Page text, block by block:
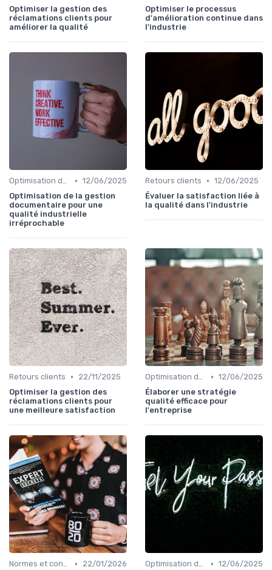
Optimiser la gestion des
réclamations clients pour
améliorer la qualité
Optimiser le processus
d'amélioration continue dans
l'industrie
Optimisation des processus • 12/06/2025
Optimisation de la gestion
documentaire pour une
qualité industrielle
irréprochable
Retours clients • 12/06/2025
Évaluer la satisfaction liée à
la qualité dans l'industrie
Retours clients •
22/11/2025
Optimiser la gestion des
réclamations clients pour
une meilleure satisfaction
Optimisation des processus • 12/06/2025
Élaborer une stratégie
qualité efficace pour
l'entreprise
Normes et conformité •
22/01/2026
Optimisation des processus • 12/06/2025